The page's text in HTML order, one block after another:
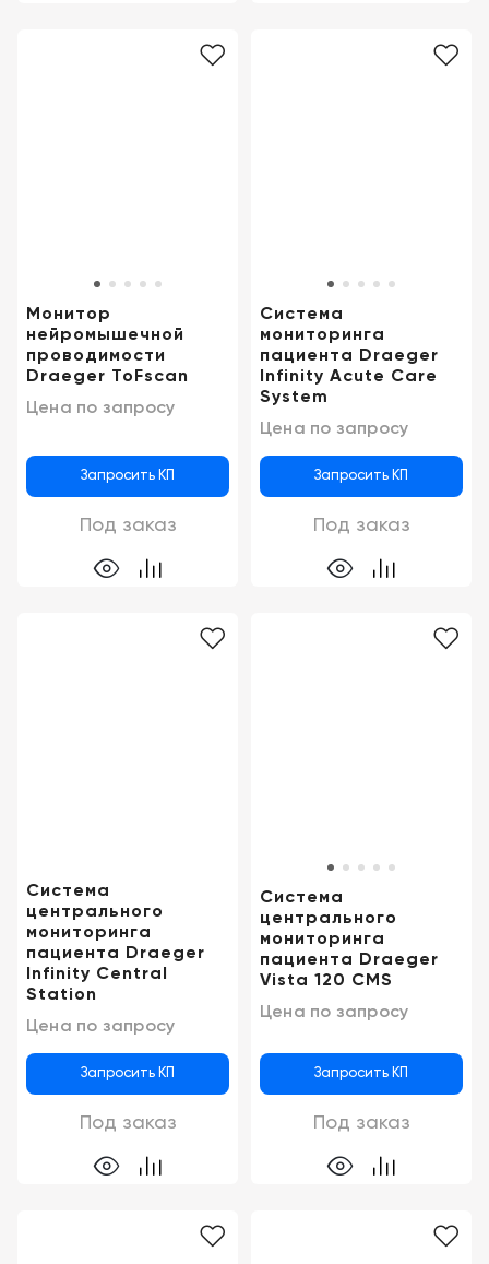
Монитор
нейромышечной
проводимости
Draeger ToFscan
Цена по запросу
Запросить КП
Под заказ
Система
мониторинга
пациента Draeger
Infinity Acute Care
System
Цена по запросу
Запросить КП
Под заказ
Система
центрального
мониторинга
пациента Draeger
Infinity Central
Station
Цена по запросу
Запросить КП
Под заказ
Система
центрального
мониторинга
пациента Draeger
Vista 120 CMS
Цена по запросу
Запросить КП
Под заказ